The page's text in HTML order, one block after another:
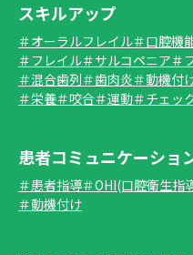
スキルアップ
＃オーラルフレイル＃口腔機
＃フレイル＃サルコペニア＃
＃混合歯列＃歯肉炎＃動機付
＃栄養＃咬合＃運動＃チェッ
患者コミュニケーショ
＃患者指導＃OHI(口腔衛生指導
＃動機付け